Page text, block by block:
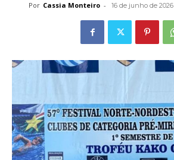
Por Cassia Monteiro - 16 de junho de 2026